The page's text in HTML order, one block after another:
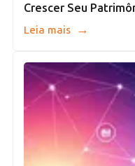
Crescer Seu
Leia mais →